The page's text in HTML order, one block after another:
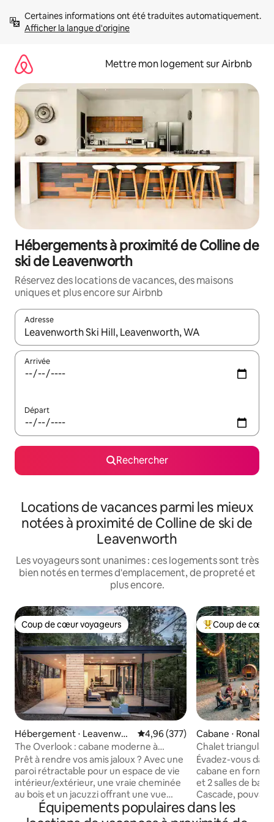
directement
Afficher la langue d'origine
Mettre mon logement sur Airbnb
Hébergements à proximité de Colline de
ski de Leavenworth
Réservez des locations de vacances, des maisons
uniques et plus encore sur Airbnb
Adresse
Lorsque les résultats s'affichent, utilisez les flèches vers le
Arrivée
Départ
Rechercher
Locations de vacances parmi les mieux
notées à proximité de Colline de ski de
Leavenworth
Les voyageurs sont unanimes : ces logements sont très
bien notés en termes d'emplacement, de propreté et
plus encore.
Coup de cœur voyageurs
Coup de cœur voyageurs
Hébergement ⋅ Leavenwor
th
Évaluation moyenne sur la
4,96 (377)
The Overlook : cabane moderne à
Leavenworth
Prêt à rendre vos amis jaloux ? Avec une
paroi rétractable pour un espace de vie
intérieur/extérieur, une vraie cheminée
au bois et un jacuzzi offrant une vue
incroyable sur la rivière, ce chalet
moderne à flanc de falaise au-dessus de
Coups de cœur
Coup de cœur
Cabane ⋅ Ronald
Chalet
sauna, douche
Évadez-vous
cabane en forme
et 2 salles de
Cascade,
confortablement
Cette retraite
Équipements populaires dans les